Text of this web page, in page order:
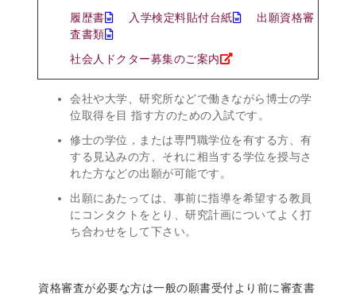
履歴書
入学検定料貼付台紙
出願資格審
査書類
社会人ドクター募集のご案内
会社や大学、研究所などで働きながら博士の学
位取得を目 指す方のための入試です。
修士の学位，または専門職学位を有する方、有
する見込みの方、それに相当する学位を授与さ
れた方などの出願が可能です。
出願にあたっては、事前に指導を希望する教員
にコンタクトをとり、研究計画についてよく打
ち合わせをして下さい。
資格審査が必要な方は一般の願書受付より前に審査書